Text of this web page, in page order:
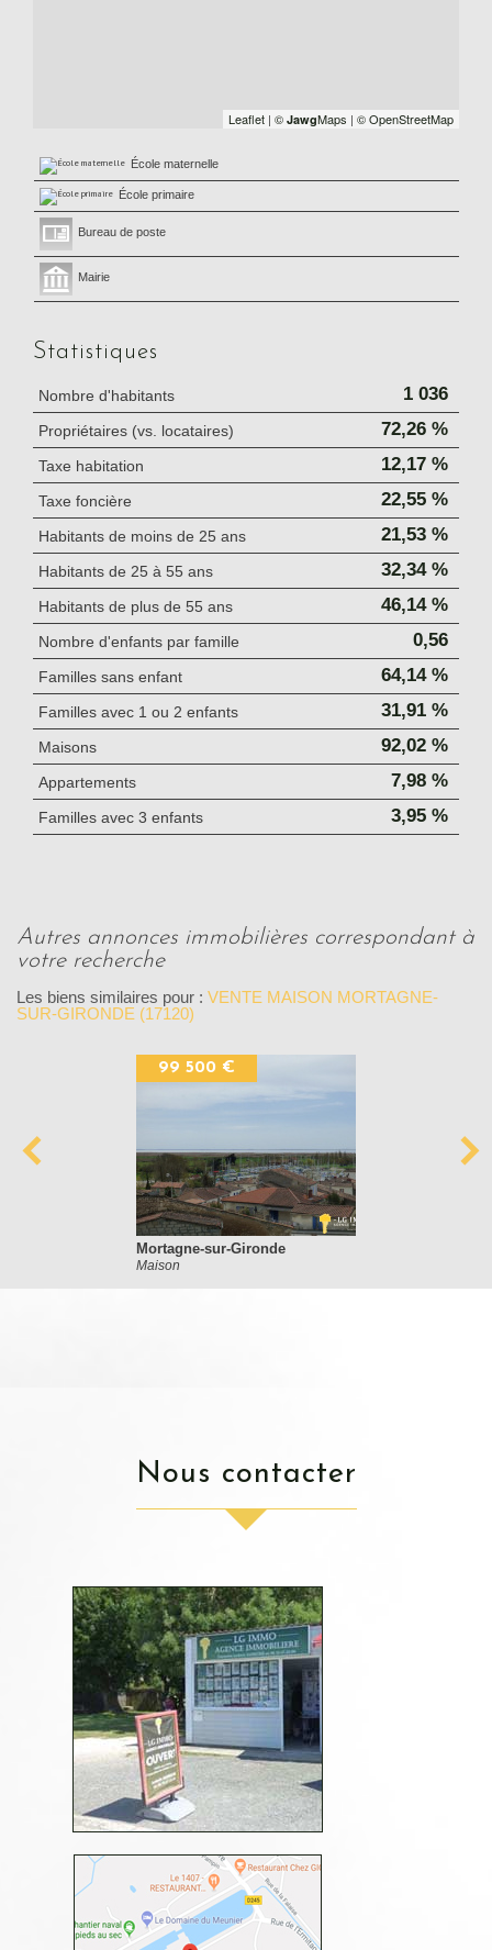
Leaflet | © JawgMaps | © OpenStreetMap
École maternelle
École primaire
Bureau de poste
Mairie
Statistiques
Nombre d'habitants 1 036
Propriétaires (vs. locataires) 72,26 %
Taxe habitation 12,17 %
Taxe foncière 22,55 %
Habitants de moins de 25 ans 21,53 %
Habitants de 25 à 55 ans 32,34 %
Habitants de plus de 55 ans 46,14 %
Nombre d'enfants par famille 0,56
Familles sans enfant 64,14 %
Familles avec 1 ou 2 enfants 31,91 %
Maisons 92,02 %
Appartements 7,98 %
Familles avec 3 enfants 3,95 %
autres annonces immobilières correspondant à
votre recherche
Les biens similaires pour : VENTE MAISON MORTAGNE-
SUR-GIRONDE (17120)
99 500 €
Mortagne-sur-Gironde
Maison
nous contacter